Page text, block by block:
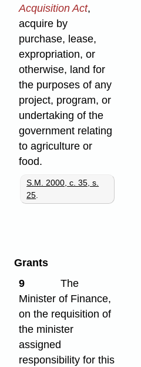
Acquisition Act,
acquire by
purchase, lease,
expropriation, or
otherwise, land for
the purposes of any
project, program, or
undertaking of the
government relating
to agriculture or
food.
S.M. 2000, c. 35, s.
25
Grants
9
The
Minister of Finance,
on the requisition of
the minister
assigned
responsibility for this